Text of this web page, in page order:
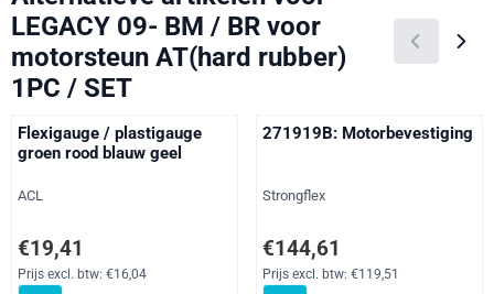
LEGACY 09- BM / BR voor
motorsteun AT(hard rubber)
1PC / SET
Flexigauge / plastigauge
groen rood blauw geel
Merk:
ACL
Prijs: 19,41, exclusief btw: 16,04
€19,41
Prijs excl. btw: €16,04
271919B: Motorbevestiging
Merk:
Strongflex
Prijs: 144,61, exclusief btw:
€144,61
Prijs excl. btw: €119,51